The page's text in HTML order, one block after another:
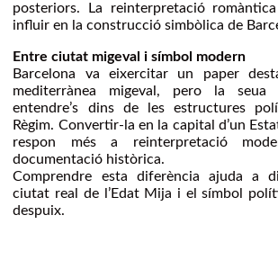
posteriors. La reinterpretació
influir en la construcció simbòlica de
Entre ciutat migeval i símbol modern
Barcelona va eixercitar un paper
mediterrànea migeval, pero la seua
entendre’s dins de les estructures
Règim. Convertir-la en la capital d’un
respon més a reinterpretació
documentació històrica.
Comprendre esta diferència ajuda a
ciutat real de l’Edat Mija i el símbol
despuix.